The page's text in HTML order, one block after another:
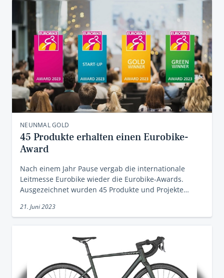
NEUNMAL GOLD
45 Produkte erhalten einen Eurobike-
Award
Nach einem Jahr Pause vergab die internationale
Leitmesse Eurobike wieder die Eurobike-Awards.
Ausgezeichnet wurden 45 Produkte und Projekte…
21. Juni 2023